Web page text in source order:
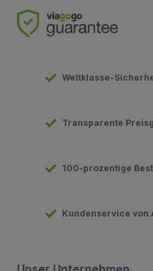
Weltklasse-
Transparente
100-prozentige
Kundenservice von